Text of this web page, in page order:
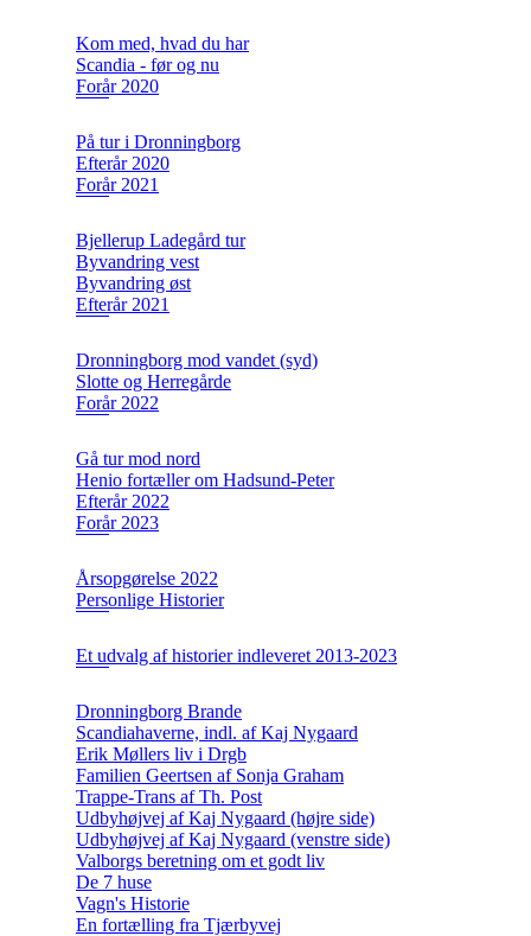
Kom med, hvad du har
Scandia - før og nu
Forår 2020
På tur i Dronningborg
Efterår 2020
Forår 2021
Bjellerup Ladegård tur
Byvandring vest
Byvandring øst
Efterår 2021
Dronningborg mod vandet (syd)
Slotte og Herregårde
Forår 2022
Gå tur mod nord
Henio fortæller om Hadsund-Peter
Efterår 2022
Forår 2023
Årsopgørelse 2022
Personlige Historier
Et udvalg af historier indleveret 2013-2023
Dronningborg Brande
Scandiahaverne, indl. af Kaj Nygaard
Erik Møllers liv i Drgb
Familien Geertsen af Sonja Graham
Trappe-Trans af Th. Post
Udbyhøjvej af Kaj Nygaard (højre side)
Udbyhøjvej af Kaj Nygaard (venstre side)
Valborgs beretning om et godt liv
De 7 huse
Vagn's Historie
En fortælling fra Tjærbyvej